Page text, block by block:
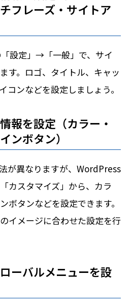
フレーズ・サイトア
設定」→「一般」で、サイ
す。ロゴ、タイトル、キャッ
コンなどを設定しましょう。
報を設定（カラー・
ンボタン）
が異なりますが、WordPress
カスタマイズ」から、カラ
ボタンなどを設定できます。
イメージに合わせた設定を行
ーバルメニューを設